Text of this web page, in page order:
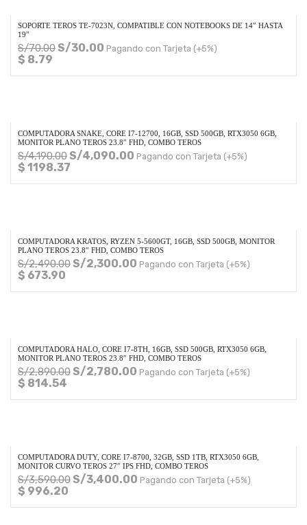
SOPORTE TEROS TE-7023N, COMPATIBLE CON NOTEBOOKS DE 14″ HASTA
19″
S/70.00S/30.00 Pagando con Tarjeta (+5%)
$ 8.79
COMPUTADORA SNAKE, CORE I7-12700, 16GB, SSD 500GB, RTX3050 6GB,
MONITOR PLANO TEROS 23.8″ FHD, COMBO TEROS
S/4,190.00S/4,090.00 Pagando con Tarjeta (+5%)
$ 1198.37
COMPUTADORA KRATOS, RYZEN 5-5600GT, 16GB, SSD 500GB, MONITOR
PLANO TEROS 23.8″ FHD, COMBO TEROS
S/2,490.00S/2,300.00 Pagando con Tarjeta (+5%)
$ 673.90
COMPUTADORA HALO, CORE I7-8TH, 16GB, SSD 500GB, RTX3050 6GB,
MONITOR PLANO TEROS 23.8″ FHD, COMBO TEROS
S/2,890.00S/2,780.00 Pagando con Tarjeta (+5%)
$ 814.54
COMPUTADORA DUTY, CORE I7-8700, 32GB, SSD 1TB, RTX3050 6GB,
MONITOR CURVO TEROS 27″ IPS FHD, COMBO TEROS
S/3,590.00S/3,400.00 Pagando con Tarjeta (+5%)
$ 996.20